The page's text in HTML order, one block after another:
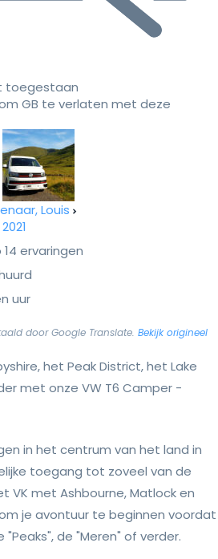
toegestaan
GB te verlaten met deze
Louis
ervaringen
uur
door Google Translate. Bekijk origineel
het Peak District, het Lake
met onze VW T6 Camper -
in het centrum van het land in
toegang tot zoveel van de
VK met Ashbourne, Matlock en
je avontuur te beginnen voordat
de "Meren" of verder.